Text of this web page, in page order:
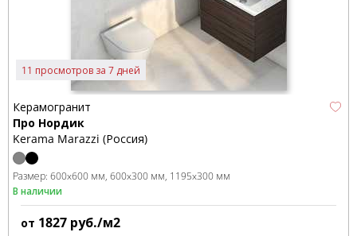
11 просмотров за 7 дней
Керамогранит
Про Нордик
Kerama Marazzi (Россия)
Размер: 600x600 мм 600x300 мм 1195x300 мм
В наличии
от 1827 руб./м2